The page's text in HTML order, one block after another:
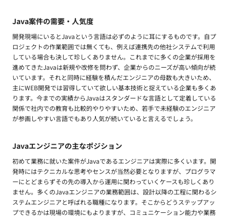
Java案件の需要・人気度
開発現場にいるとJavaという言語は必ずのように耳にするものです。自プ
ロジェクトの作業範囲では無くても、例えば連携先の他社システムで利用
している場合も決して珍しくありません。これまでに多くの企業が採用を
進めてきたJavaは新規や改修を問わず、企業からのニーズが高い傾向が続
いています。それと同時に経験を積んだエンジニアの母数も大きいため、
主にWEB開発では習得していて欲しい基本技術と捉えている企業も多くあ
ります。今までの実績からJavaはスタンダードな言語として定着している
関係で社内での教育も比較的やりやすいため、若手で未経験のエンジニア
が参画しやすい言語でもあり人気が続いていると言えるでしょう。
Javaエンジニアの主なポジション
初めて業務に就いた案件がJavaであるエンジニアは実際に多くいます。開
発時にはテクニカルな思考やセンスが当然必要となりますが、プログラマ
ーにとどまらずその先の導入から運用に関わっていくケースも珍しくあり
ません。多くのJavaエンジニアの業務範囲は、設計以降の工程に関わるシ
ステムエンジニアと呼ばれる職種になります。そこからどうステップアッ
プできるかは現場の環境にもよりますが、コミュニケーション能力や業務